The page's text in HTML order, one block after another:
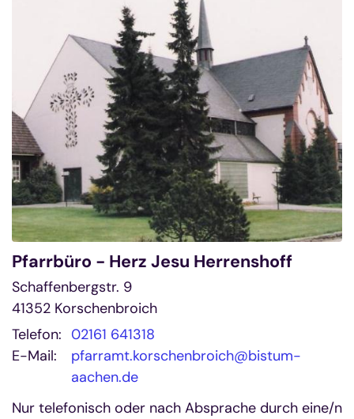
Pfarrbüro - Herz Jesu Herrenshoff
Schaffenbergstr. 9
41352 Korschenbroich
Telefon: 02161 641318
E-Mail:
pfarramt.korschenbroich@bistum-
aachen.de
Nur telefonisch oder nach Absprache durch eine/n